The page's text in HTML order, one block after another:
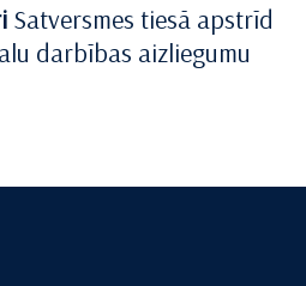
Satversmes tiesā apstrīd
darbības aizliegumu